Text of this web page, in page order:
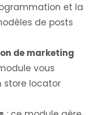
et la
de posts
de marketing
vous
store locator